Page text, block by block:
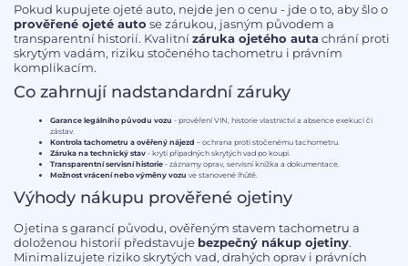
Pokud kupujete ojeté auto, nejde jen o cenu - jde o to, aby šlo o
prověřené ojeté auto se zárukou, jasným původem a
transparentní historií. Kvalitnízáruka ojetého autachrání proti
skrytým vadám, riziku stočeného tachometru i právním
komplikacím.
Co zahrnují nadstandardní záruky
Garance legálního původu vozu - prověření VIN, historie vlastnictví a absence exekucí či
zástav.
Kontrola tachometru a ověřený nájezd – ochrana proti stočenému tachometru.
Záruka na technický stav - krytí případných skrytých vad po koupi.
Transparentní servisní historie - záznamy oprav, servisní knížka a dokumentace.
Možnost vrácení nebo výměny vozu ve stanovené lhůtě.
Výhody nákupu prověřené ojetiny
Ojetina s garancí původu, ověřeným stavem tachometru a
doloženou historií představuje bezpečný nákup ojetiny.
Minimalizujete riziko skrytých vad, drahých oprav i právních